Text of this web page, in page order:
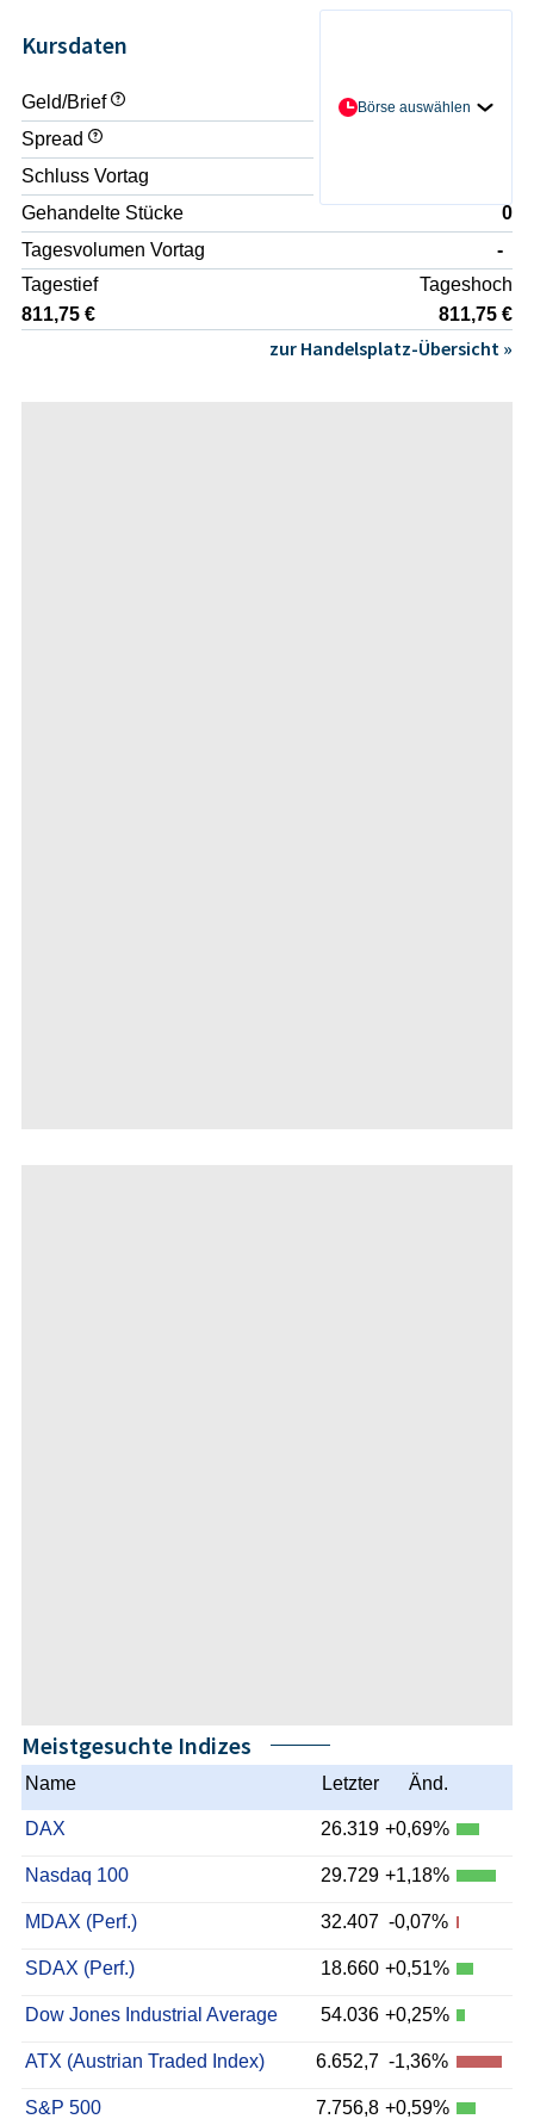
Kursdaten
Börse auswählen
Geld/Brief
- / -
Spread
Schluss Vortag
Gehandelte Stücke
0
Tagesvolumen Vortag
-
Tagestief
811,75 €
Tageshoch
811,75 €
zur Handelsplatz-Übersicht »
Meistgesuchte Indizes
Name Letzter Änd.
DAX 26.319 +0,69%
Nasdaq 100 29.729 +1,18%
MDAX (Perf.) 32.407 -0,07%
SDAX (Perf.) 18.660 +0,51%
Dow Jones Industrial Average 54.036 +0,25%
ATX (Austrian Traded Index) 6.652,7 -1,36%
S&P 500 7.756,8 +0,59%